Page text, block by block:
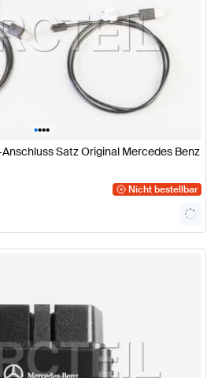
••••
Satz Original Mercedes Benz
Nicht bestellbar